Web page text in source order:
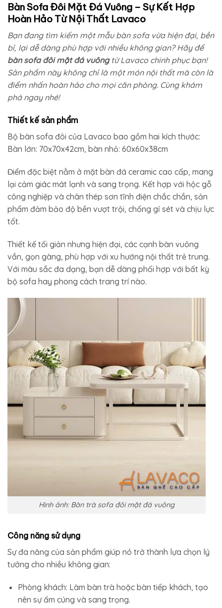
Bàn Sofa Đôi Mặt Đá Vuông – Sự Kết Hợp
Hoàn Hảo Từ Nội Thất Lavaco
Bạn đang tìm kiếm một mẫu bàn sofa vừa hiện đại, bền
bỉ, lại dễ dàng phù hợp với nhiều không gian? Hãy để
bàn sofa đôi mặt đá vuôngtừ Lavaco chinh phục bạn!
Sản phẩm này không chỉ là một món nội thất mà còn là
điểm nhấn hoàn hảo cho mọi căn phòng. Cùng khám
phá ngay nhé!
Thiết kế sản phẩm
Bộ bàn sofa đôi của Lavaco bao gồm hai kích thước:
Bàn lớn: 70x70x42cm, bàn nhỏ: 60x60x38cm
Điểm đặc biệt nằm ở mặt bàn đá ceramic cao cấp, mang
lại cảm giác mát lạnh và sang trọng. Kết hợp với hộc gỗ
công nghiệp và chân thép sơn tĩnh điện chắc chắn, sản
phẩm đảm bảo độ bền vượt trội, chống gỉ sét và chịu lực
tốt.
Thiết kế tối giản nhưng hiện đại, các cạnh bàn vuông
vắn, gọn gàng, phù hợp với xu hướng nội thất trẻ trung.
Với màu sắc đa dạng, bạn dễ dàng phối hợp với bất kỳ
bộ sofa hay phong cách trang trí nào.
Hình ảnh: Bàn trà sofa đôi mặt đá vuông
Công năng sử dụng
Sự đa năng của sản phẩm giúp nó trở thành lựa chọn lý
tưởng cho nhiều không gian:
Phòng khách: Làm bàn trà hoặc bàn tiếp khách, tạo
nên sự ấm cúng và sang trọng.